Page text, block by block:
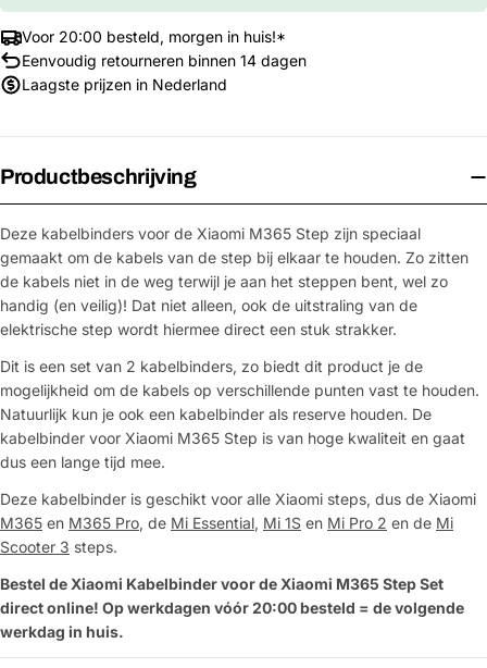
Voor 20:00 besteld, morgen in huis!*
Eenvoudig retourneren binnen 14 dagen
Laagste prijzen in Nederland
Productbeschrijving
Deze kabelbinders voor de Xiaomi M365 Step zijn speciaal
gemaakt om de kabels van de step bij elkaar te houden. Zo zitten
de kabels niet in de weg terwijl je aan het steppen bent, wel zo
handig (en veilig)! Dat niet alleen, ook de uitstraling van de
elektrische step wordt hiermee direct een stuk strakker.
Dit is een set van 2 kabelbinders, zo biedt dit product je de
mogelijkheid om de kabels op verschillende punten vast te houden.
Natuurlijk kun je ook een kabelbinder als reserve houden. De
kabelbinder voor Xiaomi M365 Step is van hoge kwaliteit en gaat
dus een lange tijd mee.
Deze kabelbinder is geschikt voor alle Xiaomi steps, dus de Xiaomi
M365 en M365 Pro, de Mi Essential, Mi 1S en Mi Pro 2 en de Mi
Scooter 3 steps.
Bestel de Xiaomi Kabelbinder voor de Xiaomi M365 Step Set
direct online! Op werkdagen vóór 20:00 besteld = de volgende
werkdag in huis.